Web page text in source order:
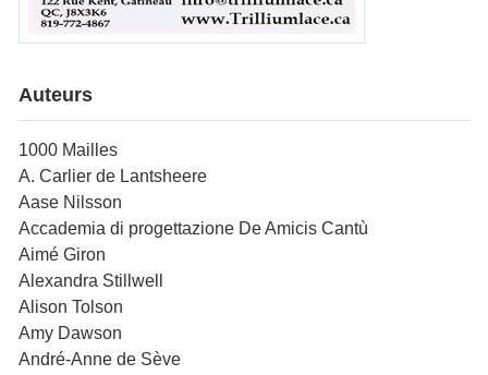
Auteurs
1000 Mailles
A. Carlier de Lantsheere
Aase Nilsson
Accademia di progettazione De Amicis Cantù
Aimé Giron
Alexandra Stillwell
Alison Tolson
Amy Dawson
André-Anne de Sève